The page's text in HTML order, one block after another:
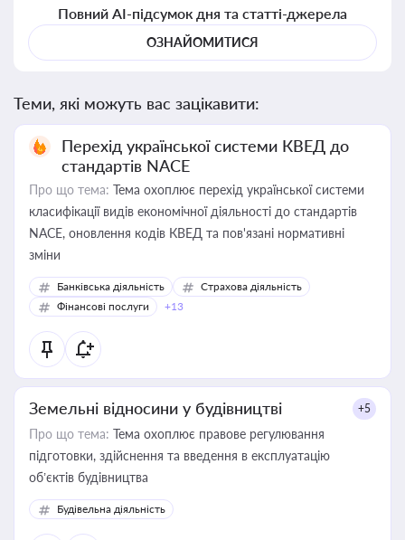
Повний AI-підсумок дня та статті-джерела
ОЗНАЙОМИТИСЯ
Теми, які можуть вас зацікавити:
Перехід української системи КВЕД до
стандартів NACE
Про що тема: Тема охоплює перехід української системи
класифікації видів економічної діяльності до стандартів
NACE, оновлення кодів КВЕД та пов'язані нормативні
зміни
Банківська діяльність
Страхова діяльність
Фінансові послуги
+13
Земельні відносини у будівництві +5
Про що тема: Тема охоплює правове регулювання
підготовки, здійснення та введення в експлуатацію
об’єктів будівництва
Будівельна діяльність